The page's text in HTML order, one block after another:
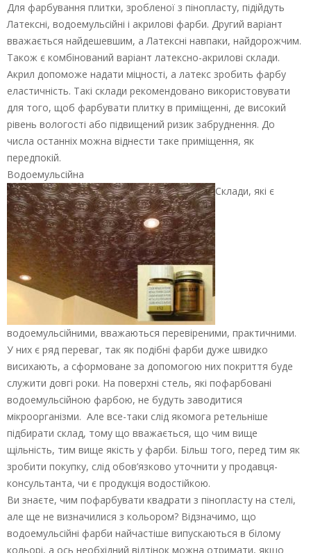
Для фарбування плитки, зробленої з пінопласту, підійдуть
Латексні, водоемульсійні і акрилові фарби. Другий варіант
вважається найдешевшим, а Латексні навпаки, найдорожчим.
Також є комбінований варіант латексно-акрилові склади.
Акрил допоможе надати міцності, а латекс зробить фарбу
еластичність. Такі склади рекомендовано використовувати
для того, щоб фарбувати плитку в приміщенні, де високий
рівень вологості або підвищений ризик забруднення. До
числа останніх можна віднести таке приміщення, як
передпокій.
Водоемульсійна
Склади, які є
водоемульсійними, вважаються перевіреними, практичними.
У них є ряд переваг, так як подібні фарби дуже швидко
висихають, а сформоване за допомогою них покриття буде
служити довгі роки. На поверхні стель, які пофарбовані
водоемульсійною фарбою, не будуть заводитися
мікроорганізми. Але все-таки слід якомога ретельніше
підбирати склад, тому що вважається, що чим вище
щільність, тим вище якість у фарби. Більш того, перед тим як
зробити покупку, слід обов’язково уточнити у продавця-
консультанта, чи є продукція водостійкою.
Ви знаєте, чим пофарбувати квадрати з пінопласту на стелі,
але ще не визначилися з кольором? Відзначимо, що
водоемульсійні фарби найчастіше випускаються в білому
кольорі, а ось необхідний відтінок можна отримати, якщо